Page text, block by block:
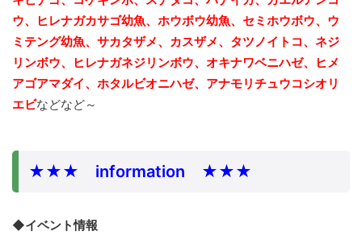
ウ、ヒレナガカサゴ幼魚、ホウボウ幼魚、セミホウボウ、ウ
ミテング幼魚、サカタザメ、カスザメ、タツノイトコ、ネジ
リンボウ、ヒレナガネジリンボウ、 オキナワベニハゼ、ヒメ
アゴアマダイ、ホタルビオニハゼ、アナモリチュウコシオリ
エビなどなど～
★★★ information ★★★
◆イベント情報